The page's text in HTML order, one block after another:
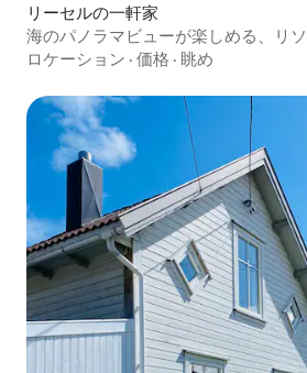
リーセルの一軒家
海のパノラマビューが楽しめる、リ
ロケーション · 価格 · 眺め